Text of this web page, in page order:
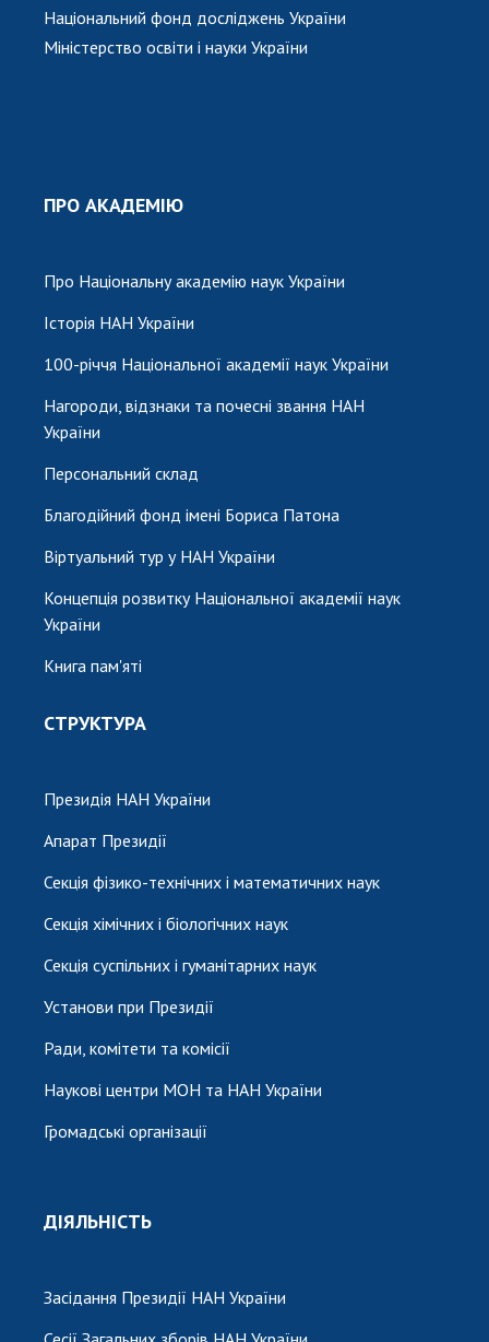
Національний фонд досліджень України
Міністерство освіти і науки України
ПРО АКАДЕМІЮ
Про Національну академію наук України
Історія НАН України
100-річчя Національної академії наук України
Нагороди, відзнаки та почесні звання НАН
України
Персональний склад
Благодійний фонд імені Бориса Патона
Віртуальний тур у НАН України
Концепція розвитку Національної академії наук
України
Книга пам'яті
СТРУКТУРА
Президія НАН України
Апарат Президії
Секція фізико-технічних і математичних наук
Секція хімічних і біологічних наук
Секція суспільних і гуманітарних наук
Установи при Президії
Ради, комітети та комісії
Наукові центри МОН та НАН України
Громадські організації
ДІЯЛЬНІСТЬ
Засідання Президії НАН України